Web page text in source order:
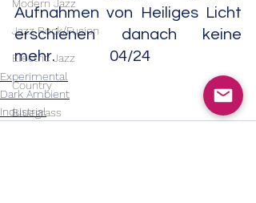
Modern Jazz
Jazz Rock/Fusion
Electric Jazz
Country
Bluegrass
Aufnahmen von Heiliges Licht
erschienen danach keine
mehr.                 04/24
Experimental
Dark Ambient
Industrial